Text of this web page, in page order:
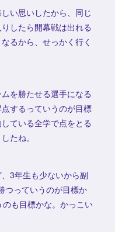
い思いしたから、同じ
したら開幕戦は出れる
るから、せっかく行く
を勝たせる選手になる
するっていうのが目標
ている全学で点をとる
たね。
3年生も少ないから副
つっていうのが目標か
も目標かな。かっこい